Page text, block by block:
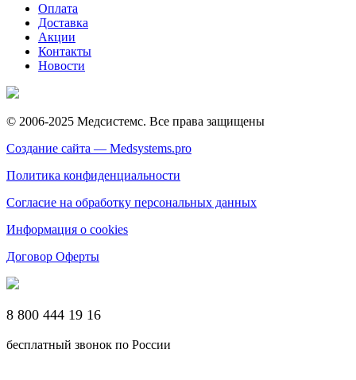
Оплата
Доставка
Акции
Контакты
Новости
© 2006-2025 Медсистемс. Все права защищены
Создание сайта — Medsystems.pro
Политика конфиденциальности
Согласие на обработку персональных данных
Информация о cookies
Договор Оферты
8 800 444 19 16
бесплатный звонок по России